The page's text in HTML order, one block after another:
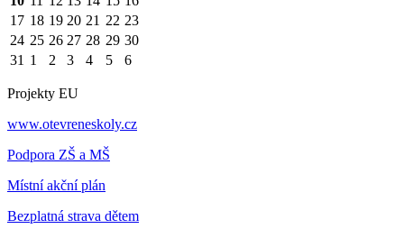
17 18 19 20 21 22 23
24 25 26 27 28 29 30
31 1 2 3 4 5 6
Projekty EU
www.otevreneskoly.cz
Podpora ZŠ a MŠ
Místní akční plán
Bezplatná strava dětem